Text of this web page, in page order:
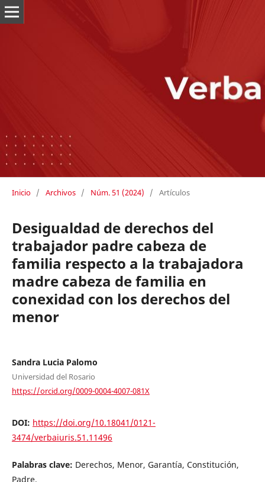
Inicio / Archivos / Núm. 51 (2024) / Artículos
Desigualdad de derechos del
trabajador padre cabeza de
familia respecto a la trabajadora
madre cabeza de familia en
conexidad con los derechos del
menor
Sandra Lucia Palomo
Universidad del Rosario
https://orcid.org/0009-0004-4007-081X
DOI: https://doi.org/10.18041/0121-
3474/verbaiuris.51.11496
Palabras clave: Derechos, Menor, Garantía, Constitución,
Padre.